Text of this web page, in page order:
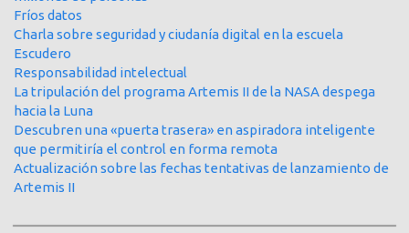
Fríos datos
Charla sobre seguridad y ciudanía digital en la escuela
Escudero
Responsabilidad intelectual
La tripulación del programa Artemis II de la NASA despega
hacia la Luna
Descubren una «puerta trasera» en aspiradora inteligente
que permitiría el control en forma remota
Actualización sobre las fechas tentativas de lanzamiento de
Artemis II